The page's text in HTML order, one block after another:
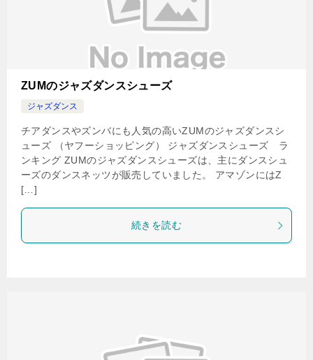
ZUMのジャズダンスシューズ
ジャズダンス
チアダンスやズンバにも人気の高いZUMのジャズダンスシ
ューズ （ヤフーショッピング） ジャズダンスシューズ ラ
ンキング ZUMのジャズダンスシューズは、主にダンスシュ
ーズのダンスネッツが販売していました。 アマゾンにはZ
[…]
続きを読む